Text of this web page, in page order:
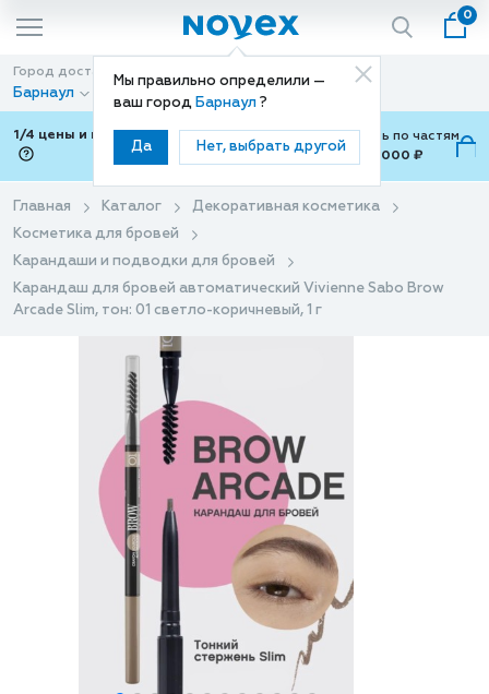
Мы правильно определили —
ваш город Барнаул ?
Да Нет, выбрать другой
0
Город доставки
Барнаул
Способ доставки
Доставка
1/4 цены и покупки ваши с Подели
Можно оплатить по частям
от 700 ₽ до 15,000 ₽
Главная Каталог
Декоративная косметика
Косметика для бровей
Карандаши и подводки для бровей
Карандаш для бровей автоматический Vivienne Sabo Brow
Arcade Slim, тон: 01 светло-коричневый, 1 г